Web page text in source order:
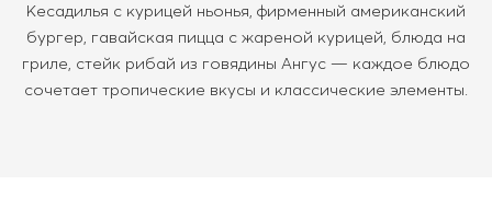
Кесадилья с курицей ньонья, фирменный американский
бургер, гавайская пицца с жареной курицей, блюда на
гриле, стейк рибай из говядины Ангус — каждое блюдо
сочетает тропические вкусы и классические элементы.